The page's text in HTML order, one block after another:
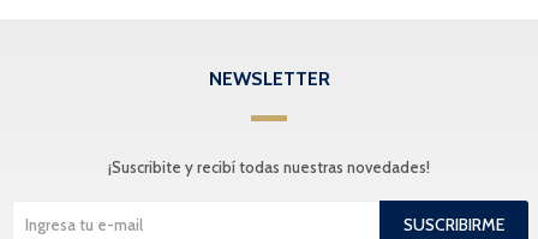
NEWSLETTER
¡Suscribite y recibí todas nuestras novedades!
SUSCRIBIRME